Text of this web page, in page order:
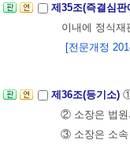
제35조(즉결심
이내에 정식
[전문개정
제36조(등기소)
② 소장은 법원
③ 소장은 소속